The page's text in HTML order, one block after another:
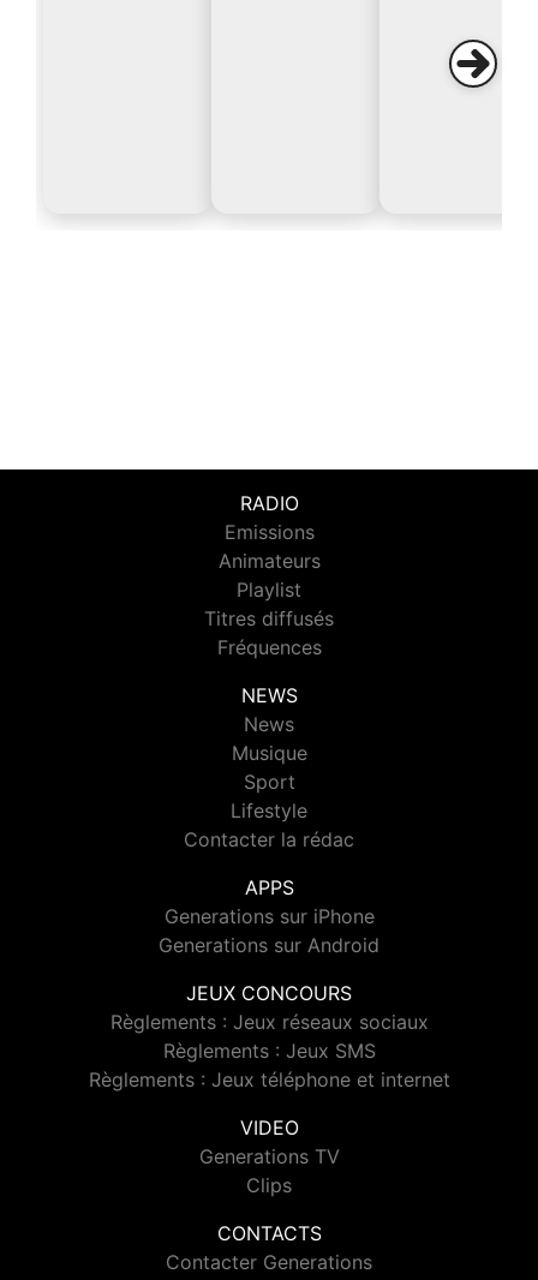
RADIO
Emissions
Animateurs
Playlist
Titres diffusés
Fréquences
NEWS
News
Musique
Sport
Lifestyle
Contacter la rédac
APPS
Generations sur iPhone
Generations sur Android
JEUX CONCOURS
Règlements : Jeux réseaux sociaux
Règlements : Jeux SMS
Règlements : Jeux téléphone et internet
VIDEO
Generations TV
Clips
CONTACTS
Contacter Generations